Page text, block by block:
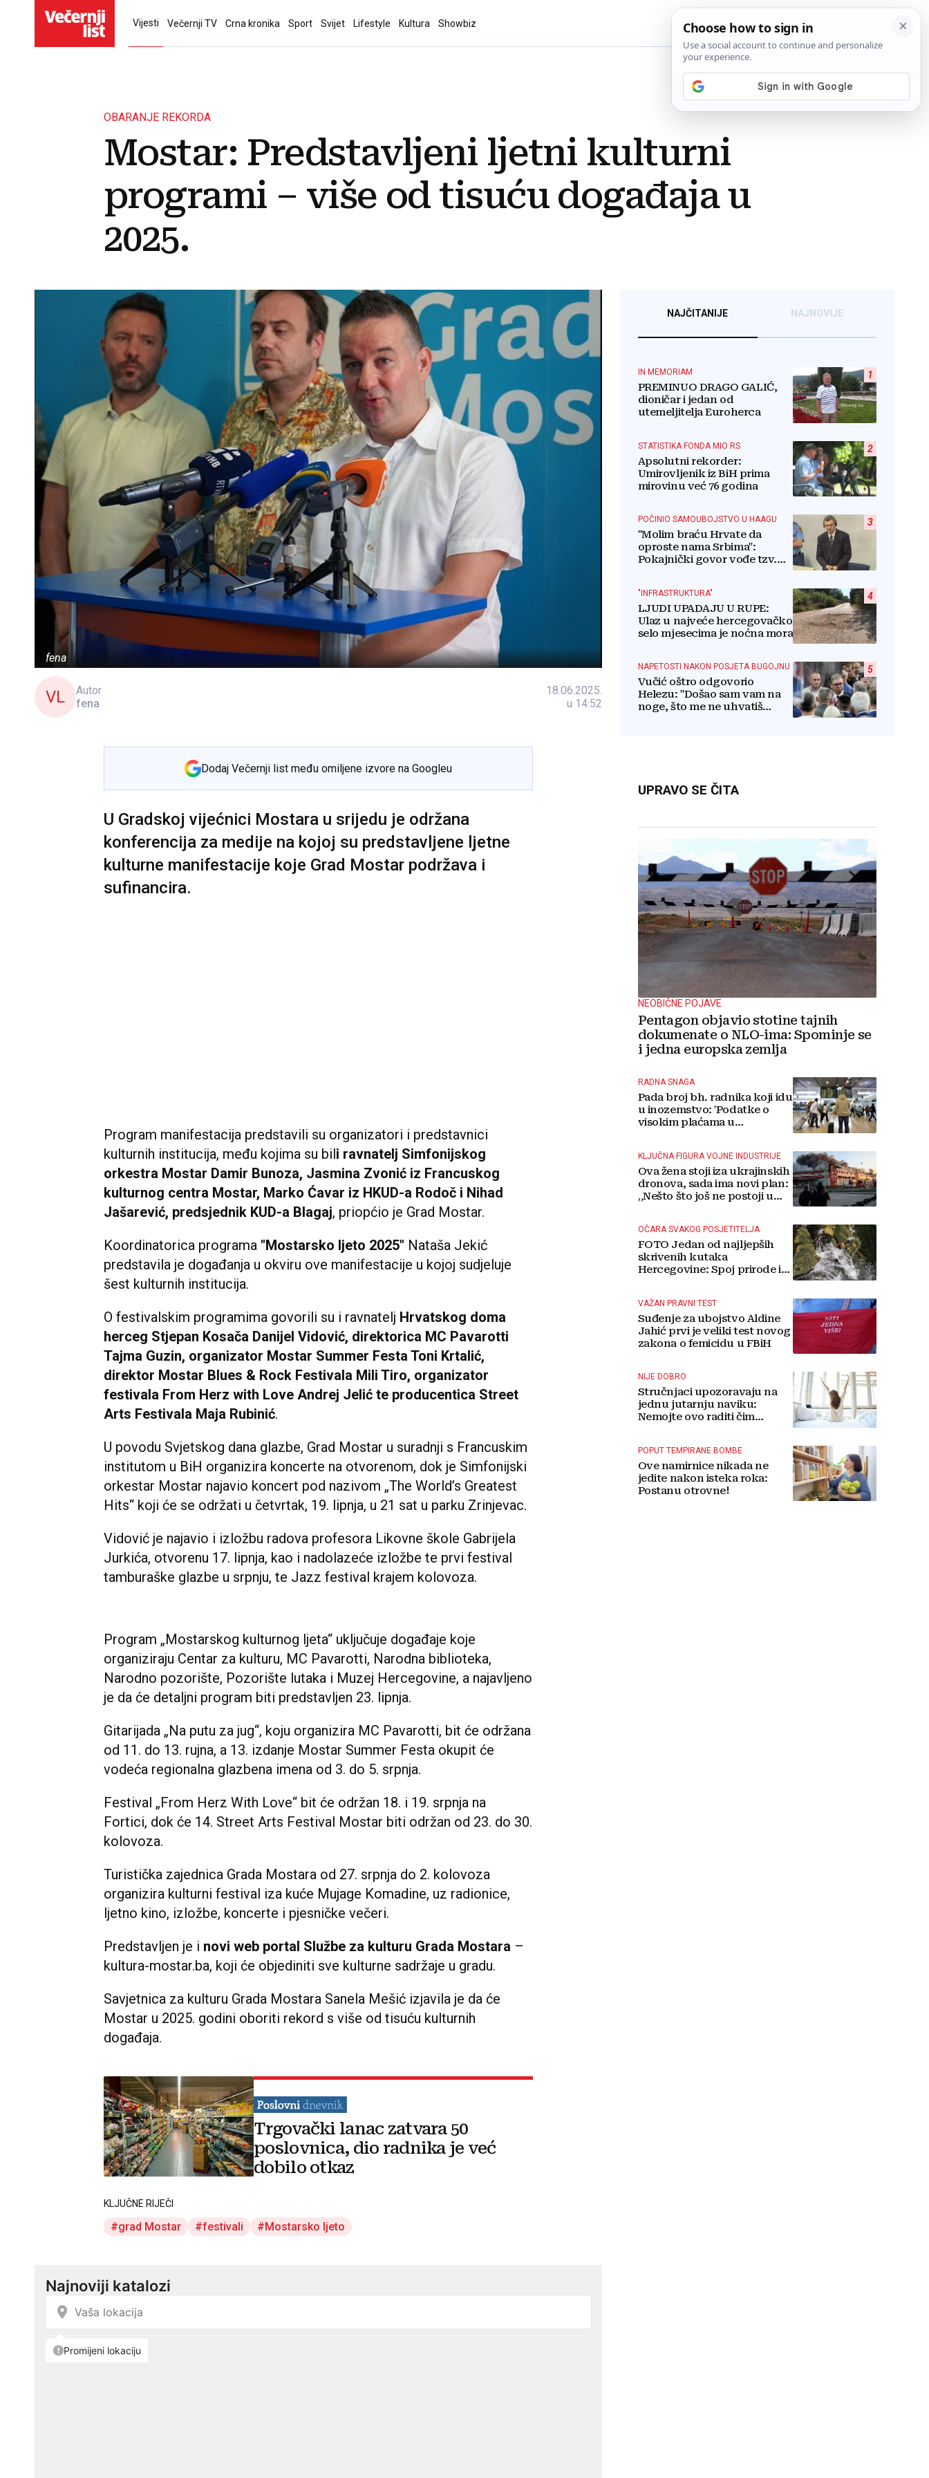
Vijesti Večernji TV Crna kronika Sport Svijet Lifestyle Kultura Showbiz
OBARANJE REKORDA
Mostar: Predstavljeni ljetni kulturni
programi – više od tisuću događaja u
2025.
fena
VL
Autor
fena
18.06.2025.
u 14:52
Dodaj Večernji list među omiljene izvore na Googleu
U Gradskoj vijećnici Mostara u srijedu je održana
konferencija za medije na kojoj su predstavljene ljetne
kulturne manifestacije koje Grad Mostar podržava i
sufinancira.
Program manifestacija predstavili su organizatori i predstavnici
kulturnih institucija, među kojima su bili ravnatelj Simfonijskog
orkestra Mostar Damir Bunoza, Jasmina Zvonić iz Francuskog
kulturnog centra Mostar, Marko Ćavar iz HKUD-a Rodoč i Nihad
Jašarević, predsjednik KUD-a Blagaj, priopćio je Grad Mostar.
Koordinatorica programa "Mostarsko ljeto 2025" Nataša Jekić
predstavila je događanja u okviru ove manifestacije u kojoj sudjeluje
šest kulturnih institucija.
O festivalskim programima govorili su i ravnatelj Hrvatskog doma
herceg Stjepan Kosača Danijel Vidović, direktorica MC Pavarotti
Tajma Guzin, organizator Mostar Summer Festa Toni Krtalić,
direktor Mostar Blues & Rock Festivala Mili Tiro, organizator
festivala From Herz with Love Andrej Jelić te producentica Street
Arts Festivala Maja Rubinić.
U povodu Svjetskog dana glazbe, Grad Mostar u suradnji s Francuskim
institutom u BiH organizira koncerte na otvorenom, dok je Simfonijski
orkestar Mostar najavio koncert pod nazivom „The World’s Greatest
Hits“ koji će se održati u četvrtak, 19. lipnja, u 21 sat u parku Zrinjevac.
Vidović je najavio i izložbu radova profesora Likovne škole Gabrijela
Jurkića, otvorenu 17. lipnja, kao i nadolazeće izložbe te prvi festival
tamburaške glazbe u srpnju, te Jazz festival krajem kolovoza.
Program „Mostarskog kulturnog ljeta“ uključuje događaje koje
organiziraju Centar za kulturu, MC Pavarotti, Narodna biblioteka,
Narodno pozorište, Pozorište lutaka i Muzej Hercegovine, a najavljeno
je da će detaljni program biti predstavljen 23. lipnja.
Gitarijada „Na putu za jug“, koju organizira MC Pavarotti, bit će održana
od 11. do 13. rujna, a 13. izdanje Mostar Summer Festa okupit će
vodeća regionalna glazbena imena od 3. do 5. srpnja.
Festival „From Herz With Love“ bit će održan 18. i 19. srpnja na
Fortici, dok će 14. Street Arts Festival Mostar biti održan od 23. do 30.
kolovoza.
Turistička zajednica Grada Mostara od 27. srpnja do 2. kolovoza
organizira kulturni festival iza kuće Mujage Komadine, uz radionice,
ljetno kino, izložbe, koncerte i pjesničke večeri.
Predstavljen je i novi web portal Službe za kulturu Grada Mostara –
kultura-mostar.ba, koji će objediniti sve kulturne sadržaje u gradu.
Savjetnica za kulturu Grada Mostara Sanela Mešić izjavila je da će
Mostar u 2025. godini oboriti rekord s više od tisuću kulturnih
događaja.
Trgovački lanac zatvara 50
poslovnica, dio radnika je već
dobilo otkaz
KLJUČNE RIJEČI
grad Mostar festivali Mostarsko ljeto
NAJČITANIJE NAJNOVIJE
1
IN MEMORIAM
PREMINUO DRAGO GALIĆ,
dioničar i jedan od
utemeljitelja Euroherca
2
STATISTIKA FONDA MIO RS
Apsolutni rekorder:
Umirovljenik iz BiH prima
mirovinu već 76 godina
3
POČINIO SAMOUBOJSTVO U HAAGU
"Molim braću Hrvate da
oproste nama Srbima":
Pokajnički govor vođe tzv.
4
"INFRASTRUKTURA"
LJUDI UPADAJU U RUPE:
Ulaz u najveće hercegovačko
selo mjesecima je noćna mora
5
NAPETOSTI NAKON POSJETA BUGOJNU
Vučić oštro odgovorio
Helezu: "Došao sam vam na
noge, što me ne uhvatiš
UPRAVO SE ČITA
NEOBIČNE POJAVE
Pentagon objavio stotine tajnih
dokumenate o NLO-ima: Spominje se
i jedna europska zemlja
RADNA SNAGA
Pada broj bh. radnika koji idu
u inozemstvo: 'Podatke o
visokim plaćama u
KLJUČNA FIGURA VOJNE INDUSTRIJE
Ova žena stoji iza ukrajinskih
dronova, sada ima novi plan:
„Nešto što još ne postoji u
OČARA SVAKOG POSJETITELJA
FOTO Jedan od najljepših
skrivenih kutaka
Hercegovine: Spoj prirode i
VAŽAN PRAVNI TEST
Suđenje za ubojstvo Aldine
Jahić prvi je veliki test novog
zakona o femicidu u FBiH
NIJE DOBRO
Stručnjaci upozoravaju na
jednu jutarnju naviku:
Nemojte ovo raditi čim
POPUT TEMPIRANE BOMBE
Ove namirnice nikada ne
jedite nakon isteka roka:
Postanu otrovne!